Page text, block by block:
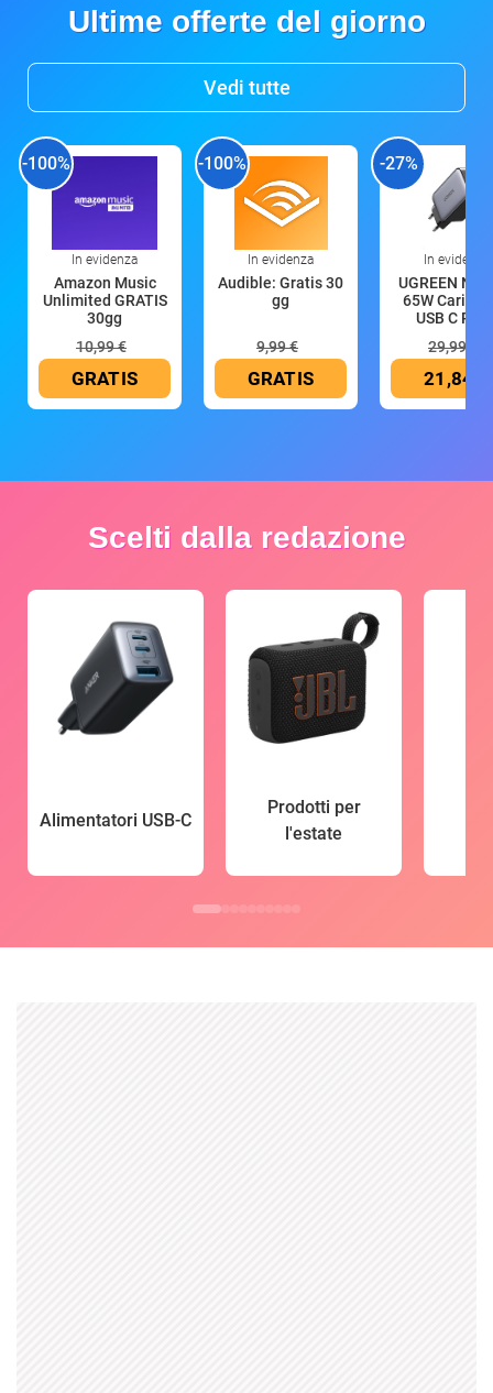
Ultime offerte del giorno
Vedi tutte
-100%
In evidenza
Amazon Music
Unlimited GRATIS
30gg
10,99 €
GRATIS
-100%
In evidenza
Audible: Gratis 30
gg
9,99 €
GRATIS
-27%
In evidenza
UGREEN
65W
USB C
29,99 €
21,84 €
Scelti dalla redazione
Alimentatori USB-C
Prodotti per
l'estate